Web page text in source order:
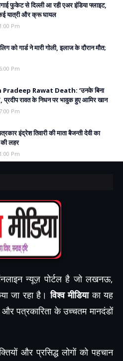
फुकेट से दिल्ली आ रही एअर इंडिया फ्लाइट,
यात्री और क्रू घायल
Pm
को गार्ड ने मारी गोली, इलाज के दौरान मौत;
Pm
Rawat Death: ‘उनके बिना
प्रदीप रावत के निधन पर भावुक हुए आमिर खान
Pm
इंद्रेश तिवारी की माता बैजन्ती देवी का
लहर
Pm
न्यूज़ पोर्टल है जो लखनऊ,
जा रहा है।विश्व मीडियाका यह
पत्रकारिता के उच्चतम मानदंडों
और प्रसिद्ध लोगों को पहचान